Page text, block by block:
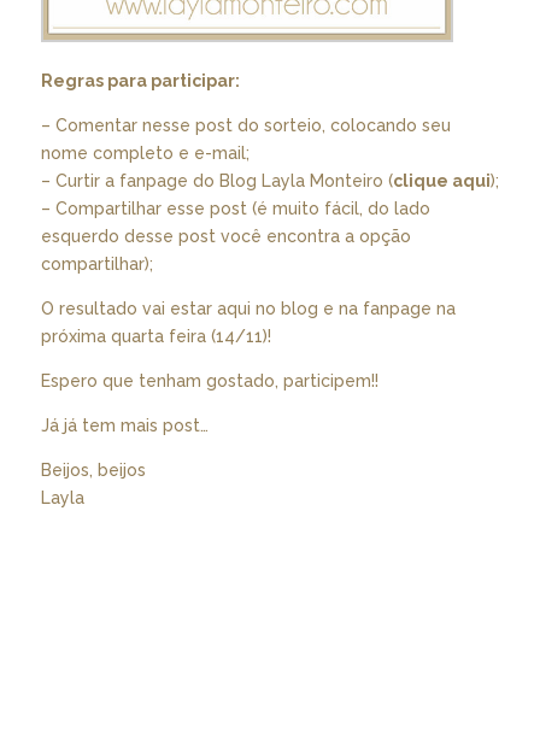
Regras para participar:
– Comentar nesse post do sorteio, colocando seu
nome completo e e-mail;
– Curtir a fanpage do Blog Layla Monteiro (clique aqui);
– Compartilhar esse post (é muito fácil, do lado
esquerdo desse post você encontra a opção
compartilhar);
O resultado vai estar aqui no blog e na fanpage na
próxima quarta feira (14/11)!
Espero que tenham gostado, participem!!
Já já tem mais post…
Beijos, beijos
Layla